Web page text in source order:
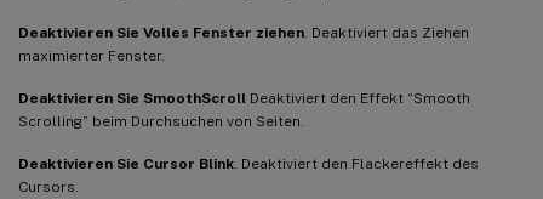
Deaktivieren Sie Volles Fenster ziehen . Deaktiviert das Ziehen
maximierter Fenster.
Deaktivieren Sie SmoothScroll Deaktiviert den Effekt “Smooth
Scrolling” beim Durchsuchen von Seiten.
Deaktivieren Sie Cursor Blink . Deaktiviert den Flackereffekt des
Cursors.